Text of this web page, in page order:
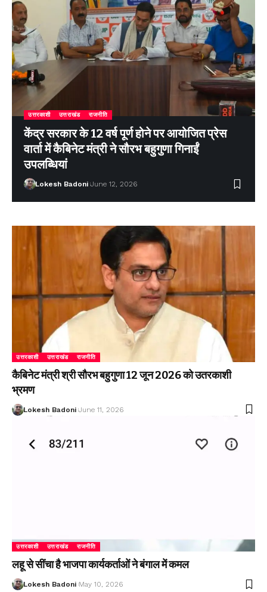
उत्तरकाशी उत्तराखंड राजनीति
केंद्र सरकार के 12 वर्ष पूर्ण होने पर आयोजित प्रेस
वार्ता में कैबिनेट मंत्री ने सौरभ बहुगुणा गिनाईं
उपलब्धियां
Lokesh Badoni June 12, 2026
उत्तरकाशी उत्तराखंड राजनीति
कैबिनेट मंत्री श्री सौरभ बहुगुणा 12 जून 2026 को उतरकाशी
भ्रमण
Lokesh Badoni June 11, 2026
उत्तरकाशी उत्तराखंड राजनीति
लहू से सींचा है भाजपा कार्यकर्ताओं ने बंगाल में कमल
Lokesh Badoni May 10, 2026